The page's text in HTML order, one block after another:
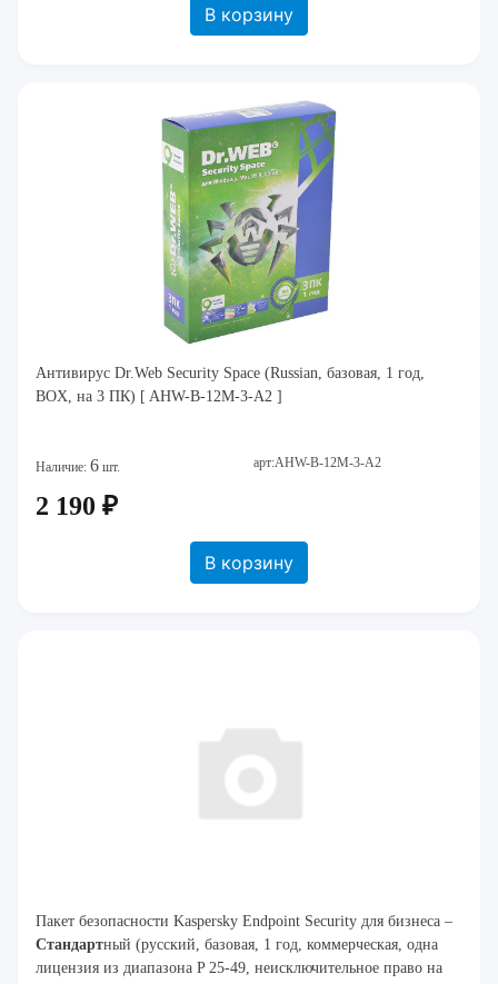
В корзину
Антивирус Dr.Web Security Space (Russian, базовая, 1 год,
BOX, на 3 ПК) [ AHW-B-12M-3-A2 ]
Наличие: 6 шт. арт:AHW-B-12M-3-A2
2 190 ₽
В корзину
Пакет безопасности Kaspersky Endpoint Security для бизнеса –
Стандартный (русский, базовая, 1 год, коммерческая, одна
лицензия из диапазона P 25-49, неисключительное право на